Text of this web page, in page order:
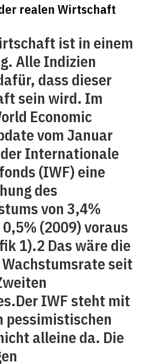
realen Wirtschaft
ist in einem
Alle Indizien
dass dieser
sein wird. Im
Economic
vom Januar
Internationale
(IWF) eine
des
von 3,4%
(2009) voraus
1).2 Das wäre die
seit
IWF steht mit
pessimistischen
alleine da. Die